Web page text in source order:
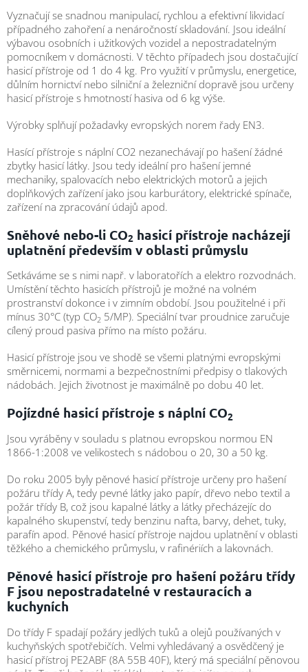
doplňky
★
Nepřehlédněte
★
Individuální
cenová
o
nákupu
Kontakty
Požární
Nepřehlédněte
CZK
/
Přihlášení
Vyznačují se snadnou manipulací, rychlou a efektivní likvidací
případného zahoření a nenáročností skladování. Jsou ideální
výbavou osobních i užitkových vozidel a nepostradatelným
pomocníkem v domácnosti. V těchto případech jsou dostačující
hasicí přístroje od 1 do 4 kg. Pro využití v průmyslu, energetice,
důlním hornictví nebo silniční a železniční dopravě jsou určeny
hasicí přístroje s hmotností hasiva od 6 kg výše.
Výrobky splňují požadavky evropských norem řady EN3.
Hasící přístroje s náplní CO2 nezanechávají po hašení žádné
zbytky hasicí látky. Jsou tedy ideální pro hašení jemné
mechaniky, spalovacích nebo elektrických motorů a jejich
doplňkových zařízení jako jsou karburátory, elektrické spínače,
zařízení na zpracování údajů apod.
Sněhové nebo-li CO2 hasicí přístroje nacházejí
uplatnění především v oblasti průmyslu
Setkáváme se s nimi např. v laboratořích a elektro rozvodnách.
Umístění těchto hasicích přístrojů je možné na volném
prostranství dokonce i v zimním období. Jsou použitelné i při
mínus 30°C (typ CO2 5/MP). Speciální tvar proudnice zaručuje
cílený proud pasiva přímo na místo požáru.
Hasicí přístroje jsou ve shodě se všemi platnými evropskými
směrnicemi, normami a bezpečnostními předpisy o tlakových
nádobách. Jejich životnost je maximálně po dobu 40 let.
Pojízdné hasicí přístroje s náplní CO2
Jsou vyráběny v souladu s platnou evropskou normou EN
1866-1:2008 ve velikostech s nádobou o 20, 30 a 50 kg.
Do roku 2005 byly pěnové hasicí přístroje určeny pro hašení
požáru třídy A, tedy pevné látky jako papír, dřevo nebo textil a
požár třídy B, což jsou kapalné látky a látky přecházejíc do
kapalného skupenství, tedy benzinu nafta, barvy, dehet, tuky,
parafín apod. Pěnové hasicí přístroje najdou uplatnění v oblasti
těžkého a chemického průmyslu, v rafinériích a lakovnách.
Pěnové hasicí přístroje pro hašení požáru třídy
F jsou nepostradatelné v restauracích a
kuchyních
Do třídy F spadají požáry jedlých tuků a olejů používaných v
kuchyňských spotřebičích. Velmi vyhledávaný a osvědčený je
hasicí přístroj PE2ABF (8A 55B 40F), který má speciální pěnovou